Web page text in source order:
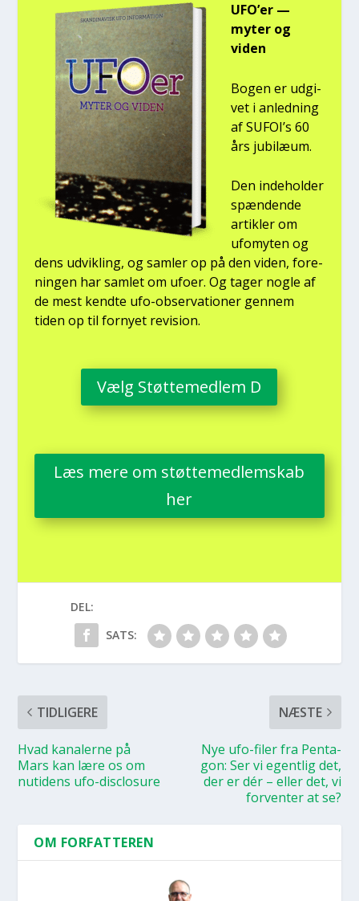
UFO’er —
myter og
viden
Bogen er udgi­
vet i anled­ning
af SUFOI’s 60
års jubilæum.
Den inde­hol­der
spæn­den­de
artik­ler om
ufo­myten og
dens udvik­ling, og sam­ler op på den viden, for­e­
nin­gen har sam­let om ufo­er. Og tager nog­le af
de mest kend­te ufo-obser­va­tio­ner gen­nem
tiden op til for­ny­et revi­sion.
Vælg Støt­te­med­lem D
Læs mere om støt­te­med­lem­skab
her
DEL:
SATS:
TIDLIGERE
Hvad kana­ler­ne på
Mars kan lære os om
nuti­dens ufo-disclo­su­re
NÆSTE
Nye ufo-filer fra Pen­ta­
gon: Ser vi egent­lig det,
der er dér – eller det, vi
for­ven­ter at se?
OM FORFATTEREN